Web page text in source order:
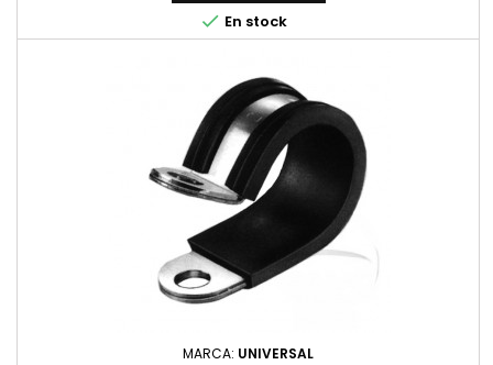
 En stock
MARCA: UNIVERSAL